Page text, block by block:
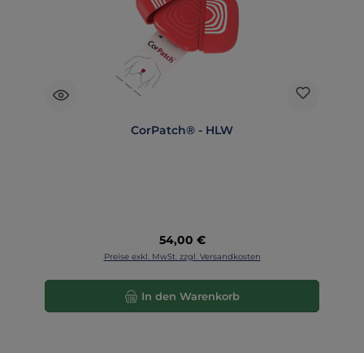
CorPatch® - HLW
Regulärer Preis:
54,00 €
Preise exkl. MwSt. zzgl. Versandkosten
In den Warenkorb